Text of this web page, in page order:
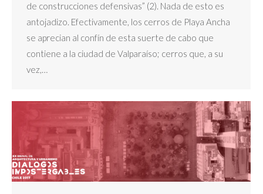
de construcciones defensivas” (2). Nada de esto es
antojadizo. Efectivamente, los cerros de Playa Ancha
se aprecian al confín de esta suerte de cabo que
contiene a la ciudad de Valparaíso; cerros que, a su
vez,…